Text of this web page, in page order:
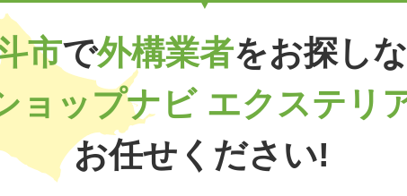
市で外構業者をお探し
ョップナビ エクステリ
お任せください!